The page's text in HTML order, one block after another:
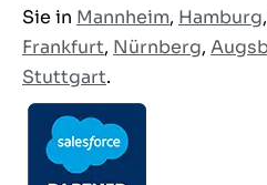
Sie in Mannheim, Hamburg,
Frankfurt, Nürnberg,
Stuttgart.